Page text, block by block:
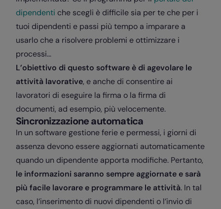
dipendenti che scegli è difficile sia per te che per i
tuoi dipendenti e passi più tempo a imparare a
usarlo che a risolvere problemi e ottimizzare i
processi…
L’obiettivo di questo software è di agevolare le
attività lavorative, e anche di consentire ai
lavoratori di eseguire la firma o la firma di
documenti, ad esempio, più velocemente.
Sincronizzazione automatica
In un software gestione ferie e permessi, i giorni di
assenza devono essere aggiornati automaticamente
quando un dipendente apporta modifiche. Pertanto,
le informazioni saranno sempre aggiornate e sarà
più facile lavorare e programmare le attività. In tal
caso, l’inserimento di nuovi dipendenti o l’invio di